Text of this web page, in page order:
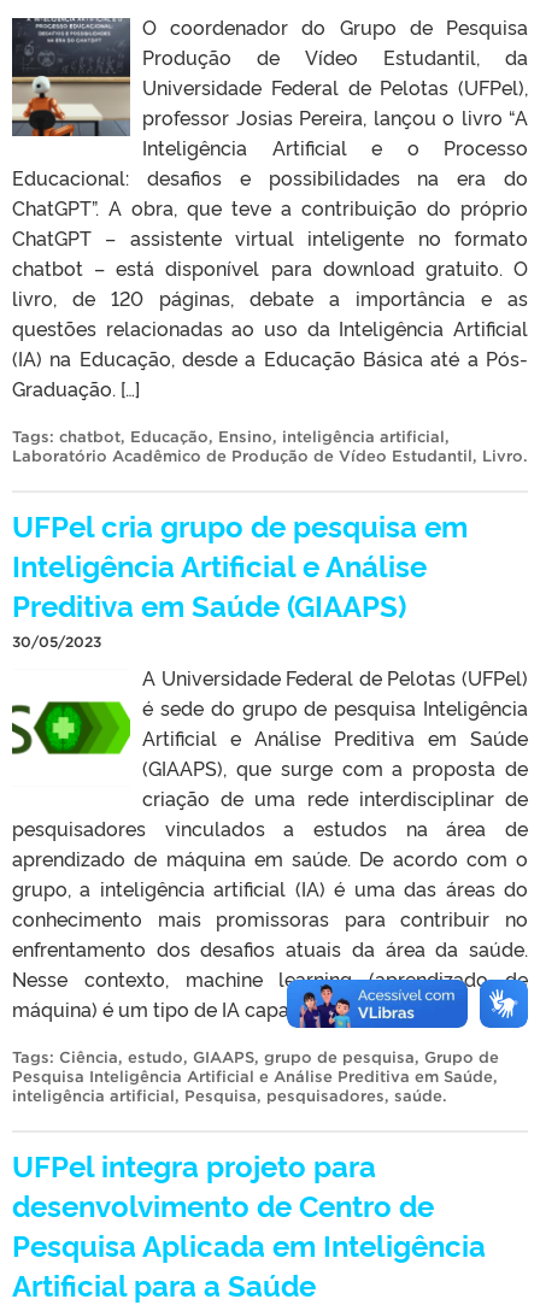
O coordenador do Grupo de Pesquisa
Produção de Vídeo Estudantil, da
Universidade Federal de Pelotas (UFPel),
professor Josias Pereira, lançou o livro “A
Inteligência Artificial e o Processo
Educacional: desafios e possibilidades na era do
ChatGPT”. A obra, que teve a contribuição do próprio
ChatGPT – assistente virtual inteligente no formato
chatbot – está disponível para download gratuito. O
livro, de 120 páginas, debate a importância e as
questões relacionadas ao uso da Inteligência Artificial
(IA) na Educação, desde a Educação Básica até a Pós-
Graduação. […]
Tags: chatbot, Educação, Ensino, inteligência artificial,
Laboratório Acadêmico de Produção de Vídeo Estudantil, Livro.
UFPel cria grupo de pesquisa em
Inteligência Artificial e Análise
Preditiva em Saúde (GIAAPS)
30/05/2023
A Universidade Federal de Pelotas (UFPel)
é sede do grupo de pesquisa Inteligência
Artificial e Análise Preditiva em Saúde
(GIAAPS), que surge com a proposta de
criação de uma rede interdisciplinar de
pesquisadores vinculados a estudos na área de
aprendizado de máquina em saúde. De acordo com o
grupo, a inteligência artificial (IA) é uma das áreas do
conhecimento mais promissoras para contribuir no
enfrentamento dos desafios atuais da área da saúde.
Nesse contexto, machine learning (aprendizado de
máquina) é um tipo de IA capaz […]
Tags: Ciência, estudo, GIAAPS, grupo de pesquisa, Grupo de
Pesquisa Inteligência Artificial e Análise Preditiva em Saúde,
inteligência artificial, Pesquisa, pesquisadores, saúde.
UFPel integra projeto para
desenvolvimento de Centro de
Pesquisa Aplicada em Inteligência
Artificial para a Saúde